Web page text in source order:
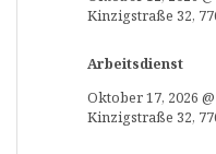
Kinzigstraße 32,
Arbeitsdienst
Oktober 17, 2026 @
Kinzigstraße 32,